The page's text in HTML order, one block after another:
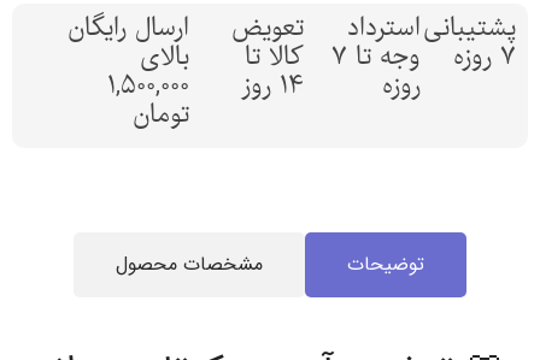
پشتیبانی
7 روزه
استرداد
وجه تا 7
روزه
تعویض
کالا تا
14 روز
ارسال رایگان
بالای
1,500,000
تومان
توضیحات مشخصات محصول